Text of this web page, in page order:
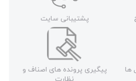
پشتیبانی سایت
پرونده های اصناف و